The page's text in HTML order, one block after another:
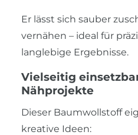
Er lässt sich sauber
vernähen – ideal für
langlebige Ergebnisse.
Vielseitig
Nähprojekte
Dieser Baumwollstoff
kreative Ideen: